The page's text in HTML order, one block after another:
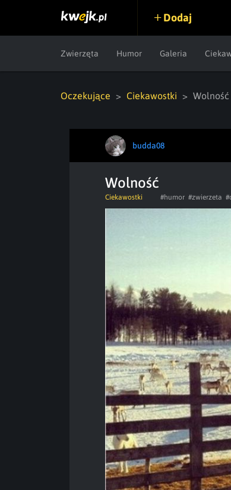
Dodaj
Zwierzęta Humor Galeria
Oczekujące Ciekawostki Wolność
budda08
Wolność
Ciekawostki #humor #zwierzeta